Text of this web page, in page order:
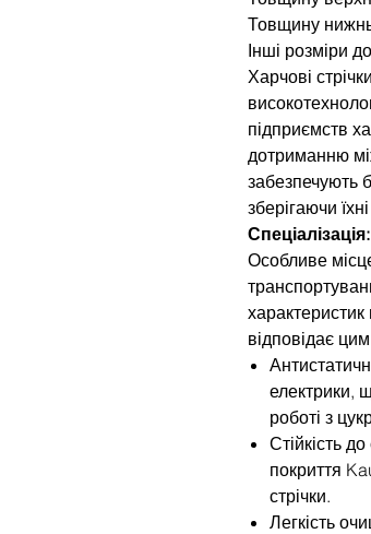
Товщину
Інші розміри
Харчові
підприємств
дотриманню
забезпечують
зберігаючи
Особливе
відповідає
електрики,
роботі з
Стійкість
покриття
стрічки.
Легкість